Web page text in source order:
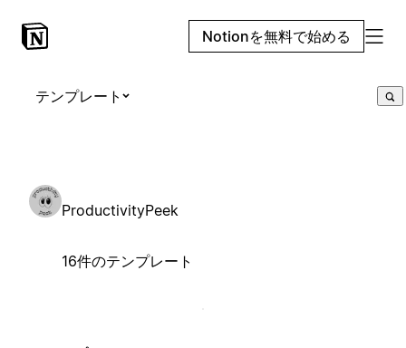
Notionを無料で始める
テンプレート
ProductivityPeek
16件のテンプレート